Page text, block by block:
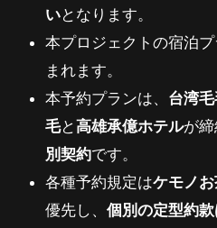
いとなります。
本プロジェクトの宿泊プ
まれます。
本予約プランは、 台湾
毛と高雄承億ホテルが
別契約です。
各種予約規定はケモノ
優先し、 個別の定型約